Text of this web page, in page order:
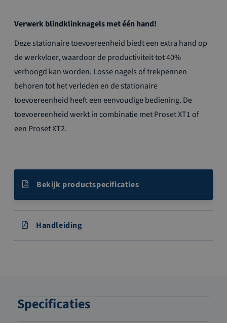
Verwerk blindklinknagels met één hand!
Deze stationaire toevoereenheid biedt een extra hand op
de werkvloer, waardoor de productiviteit tot 40%
verhoogd kan worden. Losse nagels of trekpennen
behoren tot het verleden en de stationaire
toevoereenheid heeft een eenvoudige bediening. De
toevoereenheid werkt in combinatie met Proset XT1 of
een Proset XT2.
Bekijk productspecificaties
Handleiding
Specificaties